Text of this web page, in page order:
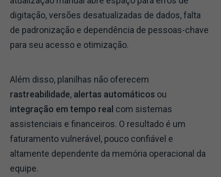
digitação, versões desatualizadas de dados, falta
de padronização e dependência de pessoas-chave
para seu acesso e otimização.
Além disso, planilhas não oferecem
rastreabilidade, alertas automáticos ou
integração em tempo real com sistemas
assistenciais e financeiros. O resultado é um
faturamento vulnerável, pouco confiável e
altamente dependente da memória operacional da
equipe.